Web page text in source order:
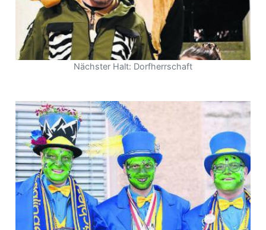
Nächster Halt: Dorfherrschaft